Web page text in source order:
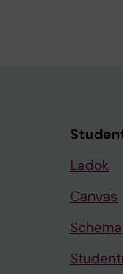
Ladok
Canvas
Schema